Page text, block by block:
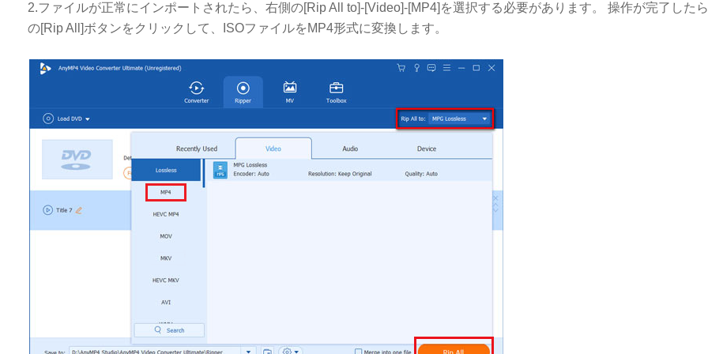
2.ファイルが正常にインポートされたら、右側の[Rip All to]-[Video]-[MP4]を選択する必要があります。 操作が完了した
の[Rip All]ボタンをクリックして、ISOファイルをMP4形式に変換します。